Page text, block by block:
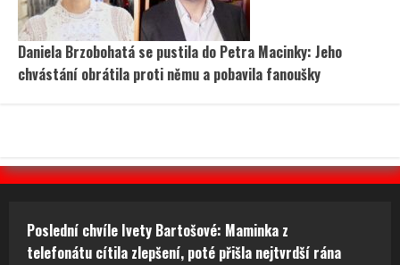
Daniela Brzobohatá se pustila do Petra Macinky: Jeho
chvástání obrátila proti němu a pobavila fanoušky
Poslední chvíle Ivety Bartošové: Maminka z
telefonátu cítila zlepšení, poté přišla nejtvrdší rána